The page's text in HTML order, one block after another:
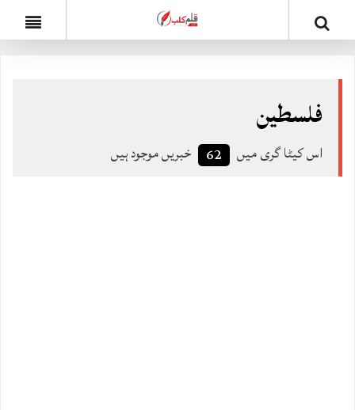
فلسطین
اس کیٹا گری میں 62 خبریں موجود ہیں